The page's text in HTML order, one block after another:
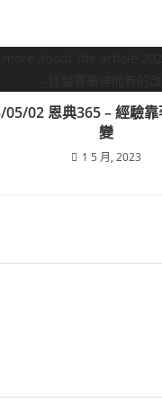
05/02 恩典365 – 經驗
變
1 5 月, 2023